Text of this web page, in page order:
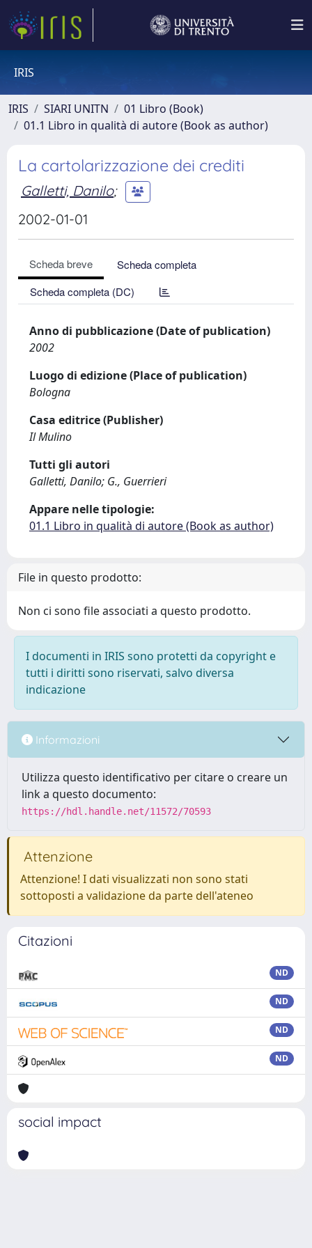
IRIS
IRIS SIARI UNITN
01 Libro (Book)
01.1 Libro in qualità di autore (Book as author)
La cartolarizzazione dei crediti
Galletti, Danilo;
2002-01-01
Scheda breve
Scheda completa
Scheda completa (DC)
Anno di pubblicazione (Date of publication)
2002
Luogo di edizione (Place of publication)
Bologna
Casa editrice (Publisher)
Il Mulino
Tutti gli autori
Galletti, Danilo; G., Guerrieri
Appare nelle tipologie:
01.1 Libro in qualità di autore (Book as author)
File in questo prodotto:
Non ci sono file associati a questo prodotto.
I documenti in IRIS sono protetti da copyright e
tutti i diritti sono riservati, salvo diversa
indicazione
Informazioni
Utilizza questo identificativo per citare o creare un
link a questo documento:
https://hdl.handle.net/11572/70593
Attenzione
Attenzione! I dati visualizzati non sono stati
sottoposti a validazione da parte dell'ateneo
Citazioni
ND
ND
ND
ND
social impact